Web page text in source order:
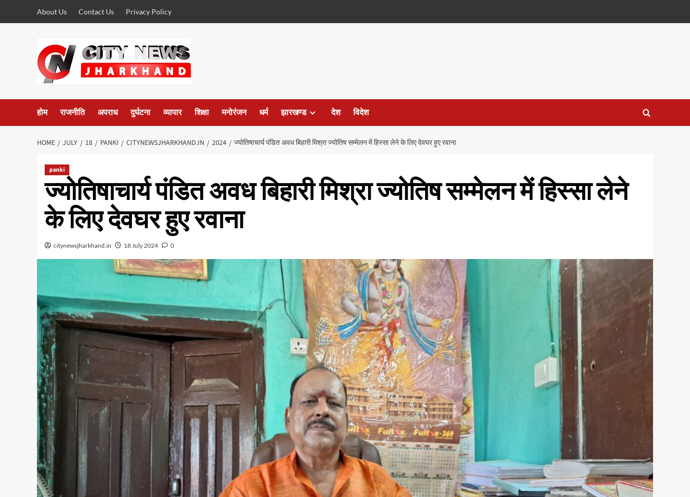
About Us Contact Us Privacy Policy
होम राजनीति अपराध दुर्घटना व्यापार शिक्षा मनोरंजन धर्म झारखण्ड देश विदेश
HOME JULY 18 PANKI CITYNEWSJHARKHAND.IN 2024 ज्योतिषाचार्य पंडित अवध बिहारी मिश्रा ज्योतिष सम्मेलन में हिस्सा लेने के लिए देवघर हुए रवाना
panki
ज्योतिषाचार्य पंडित अवध बिहारी मिश्रा ज्योतिष सम्मेलन में हिस्सा लेने
के लिए देवघर हुए रवाना
citynewsjharkhand.in 18 July 2024 0